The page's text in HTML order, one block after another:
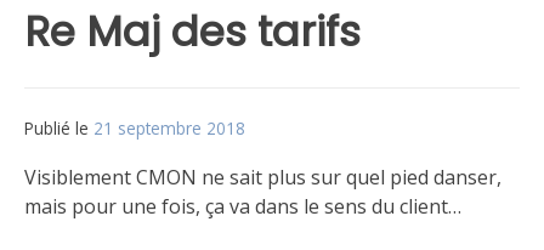
Re Maj des tarifs
Publié le 21 septembre 2018
Visiblement CMON ne sait plus sur quel pied danser,
mais pour une fois, ça va dans le sens du client…